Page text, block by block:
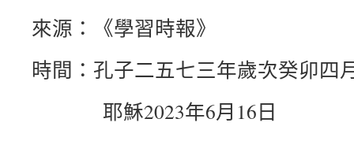
來源：《學習時報》
時間：孔子二五七三年歲次癸卯四
耶穌2023年6月16日